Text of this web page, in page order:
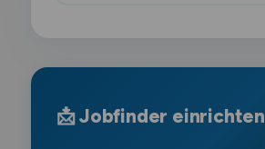
📩 Jobfinder einrichten